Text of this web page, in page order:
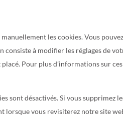
les cookies. Vous pouvez
consiste à modifier les réglages de
Pour plus d’informations sur ces
sont désactivés. Si vous supprimez
lorsque vous revisiterez notre site